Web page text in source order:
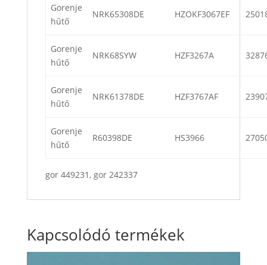
Gorenje
hűtő
NRK65308DE HZOKF3067EF
Gorenje
hűtő
NRK68SYW HZF3267A
Gorenje
hűtő
NRK61378DE HZF3767AF
Gorenje
hűtő
R60398DE HS3966
gor 449231, gor 242337
Kapcsolódó termékek